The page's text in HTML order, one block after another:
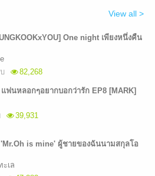
View all >
One night เพียงหนึ่งคืน
82,268
แฟนหลอกๆอยากบอกว่ารัก EP8 [MARK]
39,931
is mine' ผู้ชายของฉันนามสกุลโอ
เล